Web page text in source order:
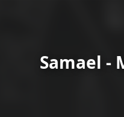
Samael -